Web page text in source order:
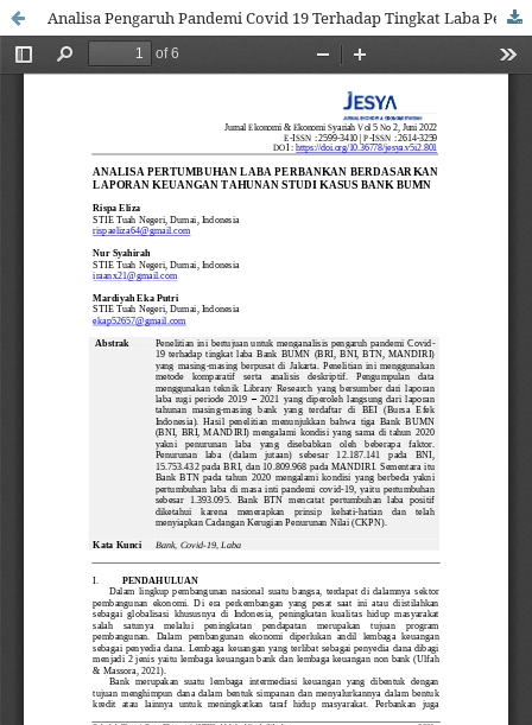
Analisa Pengaruh Pandemi Covid 19 Terhadap Tingkat Laba Perbankan Berdasarkan Laporan Tahunan Studi Kasus Bank Bumn Periode 2019 - 2021